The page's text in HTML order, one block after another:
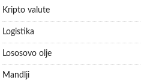
Kripto valute
Logistika
Lososovo olje
Mandlji